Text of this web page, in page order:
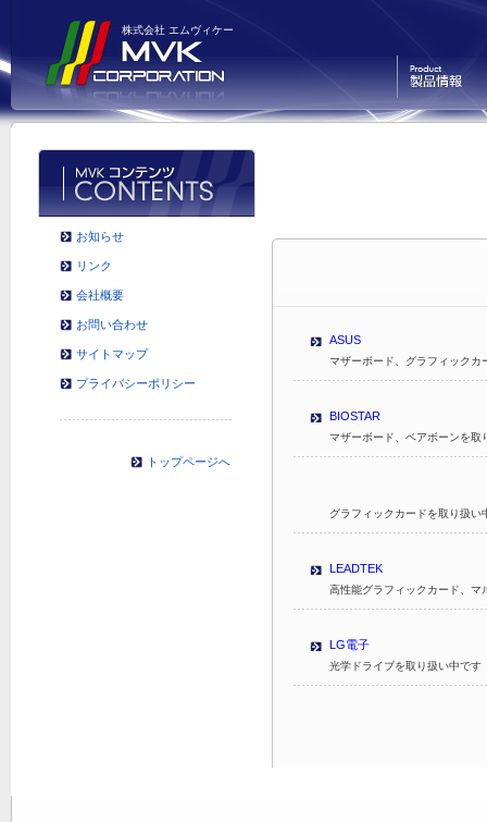
株式会社 エムヴィケー
ASUS
マザーボード、グラフィックカ
BIOSTAR
マザーボード、ベアボーンを取
グラフィックカードを取り扱い
LEADTEK
高性能グラフィックカード、マ
LG電子
光学ドライブを取り扱い中です
お知らせ
リンク
会社概要
お問い合わせ
サイトマップ
プライバシーポリシー
トップページへ